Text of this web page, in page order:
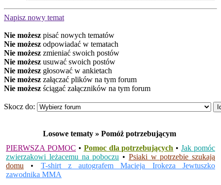
Napisz nowy temat
Nie możesz pisać nowych tematów
Nie możesz odpowiadać w tematach
Nie możesz zmieniać swoich postów
Nie możesz usuwać swoich postów
Nie możesz głosować w ankietach
Nie możesz załączać plików na tym forum
Nie możesz ściągać załączników na tym forum
Skocz do:
Losowe tematy » Pomóż potrzebującym
PIERWSZA POMOC • Pomoc dla potrzebujących •Jak pomóc
zwierzakowi leżacemu na poboczu • Psiaki w potrzebie szukają
domu • T-shirt z autografem Macieja Irokeza Jewtuszko
zawodnika MMA